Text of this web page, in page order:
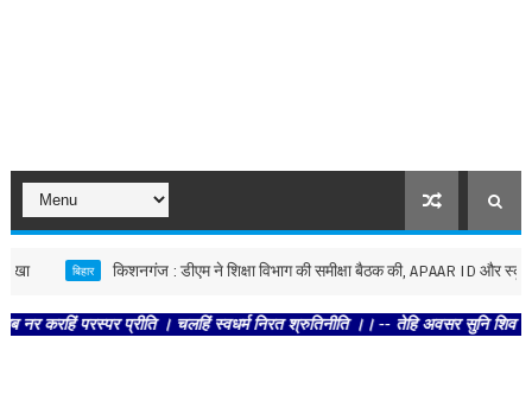
किशनगंज : डीएम ने शिक्षा विभाग की समीक्षा बैठक की, APAAR ID और स्कूल
परस्पर प्रीति । चलहिं स्वधर्म निरत श्रुतिनीति ।। -- तेहि अवसर सुनि शिव धनु